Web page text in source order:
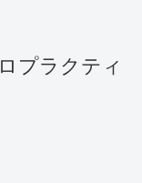
プラクティ